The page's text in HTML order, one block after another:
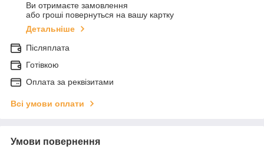
Ви отримаєте замовлення
або гроші повернуться на вашу картку
Детальніше
Післяплата
Готівкою
Оплата за реквізитами
Всі умови оплати
Умови повернення